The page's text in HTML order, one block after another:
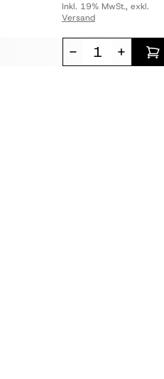
Inkl. 19% MwSt., exkl.
Versand
- +